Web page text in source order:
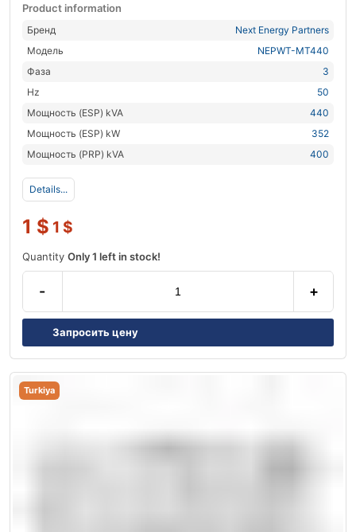
Product information
Бренд
Next Energy Partners
Модель
NEPWT-MT440
Фаза
3
Hz
50
Мощность (ESP) kVA
440
Мощность (ESP) kW
352
Мощность (PRP) kVA
400
Details...
1 $ 1 $
Quantity Only 1 left in stock!
- +
Запросить цену
Turkiya